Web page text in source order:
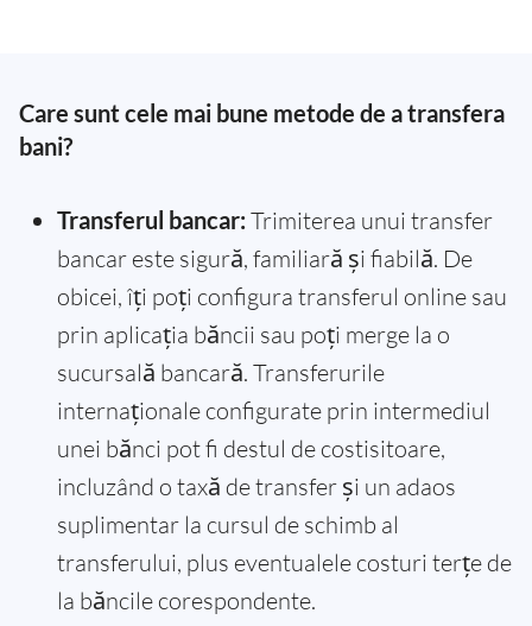
Care sunt cele mai bune metode de a transfera
bani?
Transferul bancar: Trimiterea unui transfer
bancar este sigură, familiară și fiabilă. De
obicei, îți poți configura transferul online sau
prin aplicația băncii sau poți merge la o
sucursală bancară. Transferurile
internaționale configurate prin intermediul
unei bănci pot fi destul de costisitoare,
incluzând o taxă de transfer și un adaos
suplimentar la cursul de schimb al
transferului, plus eventualele costuri terțe de
la băncile corespondente.